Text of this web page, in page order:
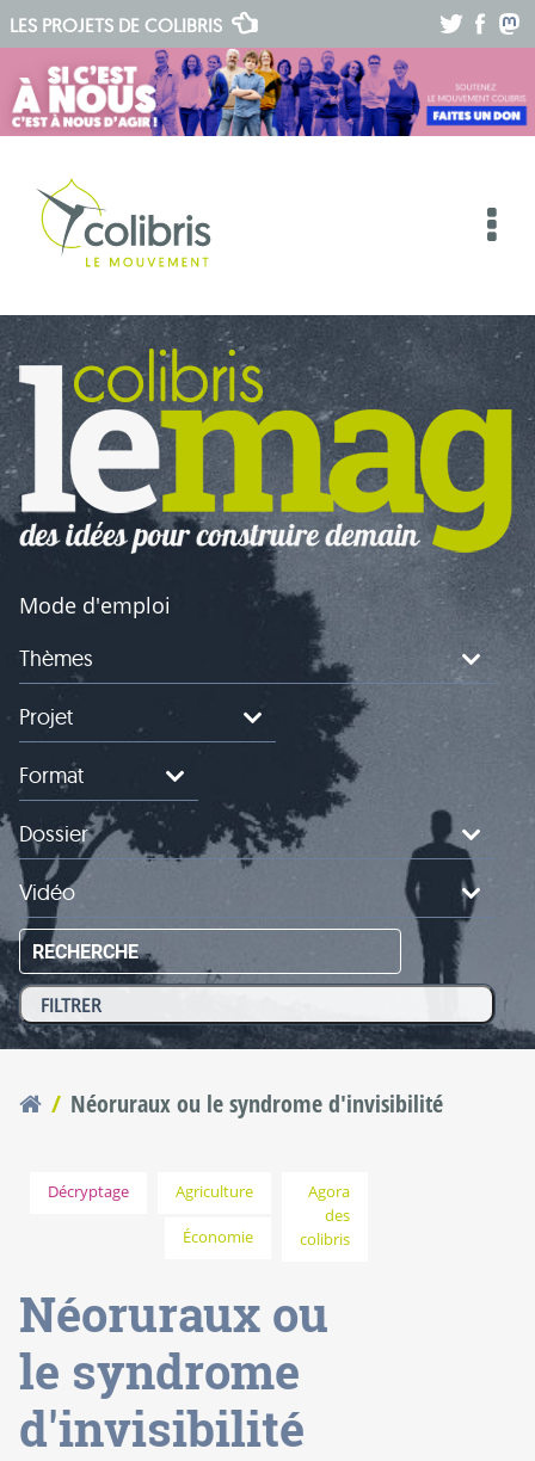
LES PROJETS DE COLIBRIS
Mode d'emploi
Thèmes
Projet
Format
Dossier
Vidéo
RECHERCHE
Néoruraux ou le syndrome d'invisibilité
Décryptage Agriculture
Économie
Agora
des
colibris
Néoruraux ou
le syndrome
d'invisibilité